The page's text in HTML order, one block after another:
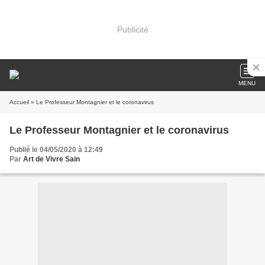
Publicité
MENU
Accueil » Le Professeur Montagnier et le coronavirus
Le Professeur Montagnier et le coronavirus
Publié le 04/05/2020 à 12:49
Par Art de Vivre Sain